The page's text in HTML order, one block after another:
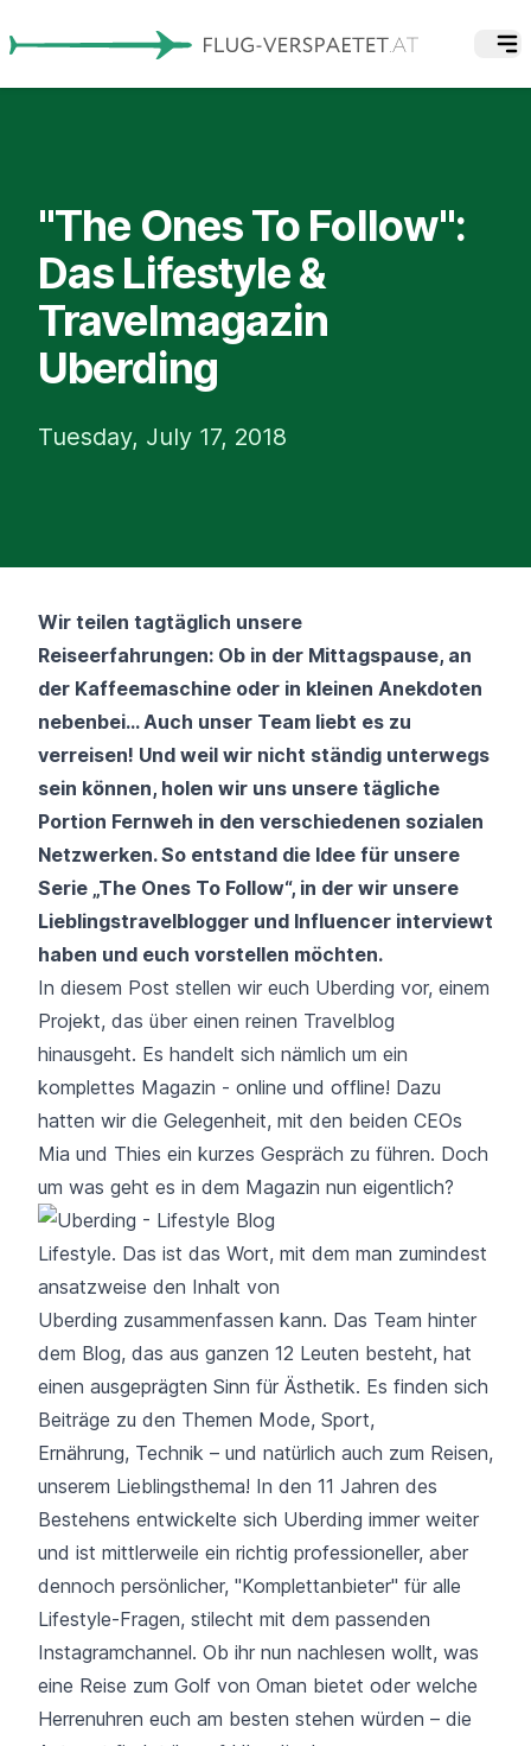
"The Ones To Follow":
Das Lifestyle &
Travelmagazin
Uberding
Tuesday, July 17, 2018
Wir teilen tagtäglich unsere
Reiseerfahrungen: Ob in der Mittagspause, an
der Kaffeemaschine oder in kleinen Anekdoten
nebenbei… Auch unser Team liebt es zu
verreisen! Und weil wir nicht ständig unterwegs
sein können, holen wir uns unsere tägliche
Portion Fernweh in den verschiedenen sozialen
Netzwerken. So entstand die Idee für unsere
Serie „The Ones To Follow“, in der wir unsere
Lieblingstravelblogger und Influencer interviewt
haben und euch vorstellen möchten.
In diesem Post stellen wir euch Uberding vor, einem
Projekt, das über einen reinen Travelblog
hinausgeht. Es handelt sich nämlich um ein
komplettes Magazin - online und offline! Dazu
hatten wir die Gelegenheit, mit den beiden CEOs
Mia und Thies ein kurzes Gespräch zu führen. Doch
um was geht es in dem Magazin nun eigentlich?
Lifestyle. Das ist das Wort, mit dem man zumindest
ansatzweise den Inhalt von
Uberding zusammenfassen kann. Das Team hinter
dem Blog, das aus ganzen 12 Leuten besteht, hat
einen ausgeprägten Sinn für Ästhetik. Es finden sich
Beiträge zu den Themen Mode, Sport,
Ernährung, Technik – und natürlich auch zum Reisen,
unserem Lieblingsthema! In den 11 Jahren des
Bestehens entwickelte sich Uberding immer weiter
und ist mittlerweile ein richtig professioneller, aber
dennoch persönlicher, "Komplettanbieter" für alle
Lifestyle-Fragen, stilecht mit dem passenden
Instagramchannel. Ob ihr nun nachlesen wollt, was
eine Reise zum Golf von Oman bietet oder welche
Herrenuhren euch am besten stehen würden – die